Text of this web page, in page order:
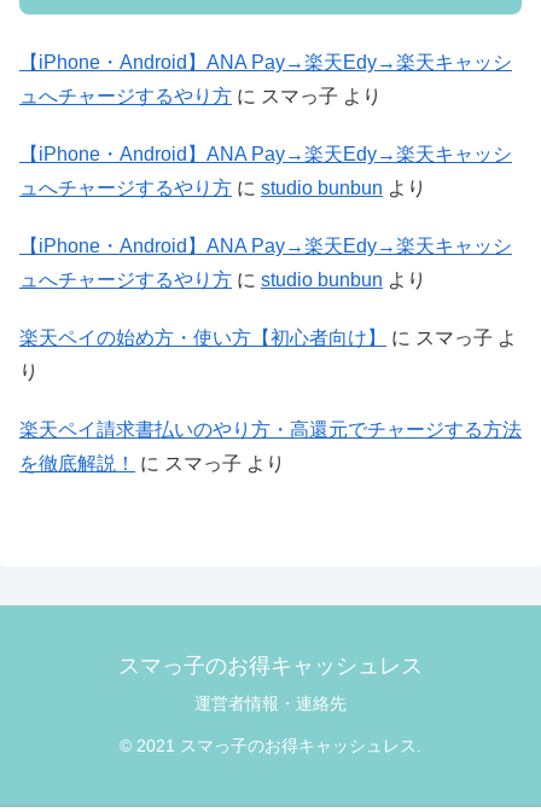
【iPhone・Android】ANA Pay→楽天Edy→楽天キャッシ
ュへチャージするやり方 に スマっ子 より
【iPhone・Android】ANA Pay→楽天Edy→楽天キャッシ
ュへチャージするやり方 に studio bunbun より
【iPhone・Android】ANA Pay→楽天Edy→楽天キャッシ
ュへチャージするやり方 に studio bunbun より
楽天ペイの始め方・使い方【初心者向け】 に スマっ子 よ
り
楽天ペイ請求書払いのやり方・高還元でチャージする方法
を徹底解説！
に スマっ子 より
スマっ子のお得キャッシュレス
運営者情報・連絡先
© 2021 スマっ子のお得キャッシュレス.